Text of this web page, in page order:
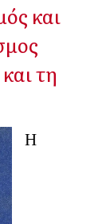
και
τη
Η